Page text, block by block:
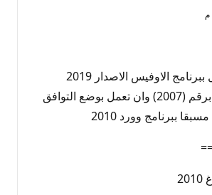
بمعمارية 64بت برقم (2007) وان تعمل بوضع التوافق
ببرنامج وورد 2010